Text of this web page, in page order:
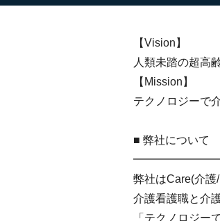
【Vision】
人類未踏の超高
【Mission】
テクノロジーで
■ 弊社について
弊社はCare(介護
介護看護職と介
「テクノロジー